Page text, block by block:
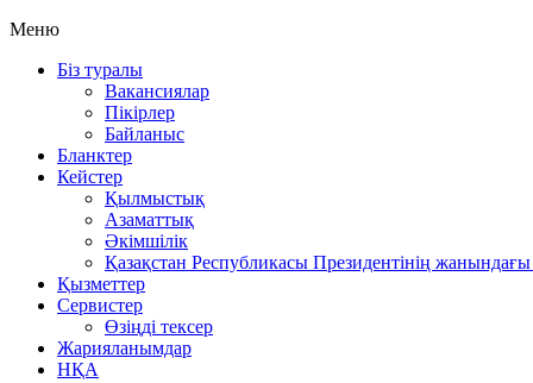
Меню
Біз туралы
Вакансиялар
Пікірлер
Байланыс
Бланктер
Кейстер
Қылмыстық
Азаматтық
Әкімшілік
Қазақстан Республикасы Президентінің
Қызметтер
Сервистер
Өзіңді тексер
Жарияланымдар
НҚА